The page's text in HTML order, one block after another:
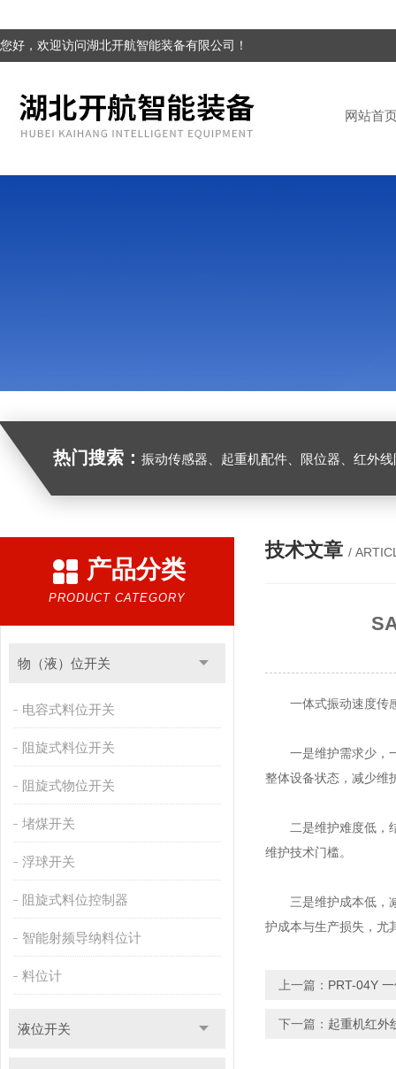
您好，欢迎访问湖北开航智能装备有限公司！
网站首
热门搜索： 振动传感器、起重机配件、限位器、红外线防撞器
产品分类
PRODUCT CATEGORY
物（液）位开关
电容式料位开关
阻旋式料位开关
阻旋式物位开关
堵煤开关
浮球开关
阻旋式料位控制器
智能射频导纳料位计
料位计
液位开关
技术文章 /
一体式振动速度传感
一是维护需求少，一
整体设备状态，减少维
二是维护难度低，结
维护技术门槛。
三是维护成本低，减
护成本与生产损失，尤
上一篇： PRT-04Y
下一篇： 起重机红外